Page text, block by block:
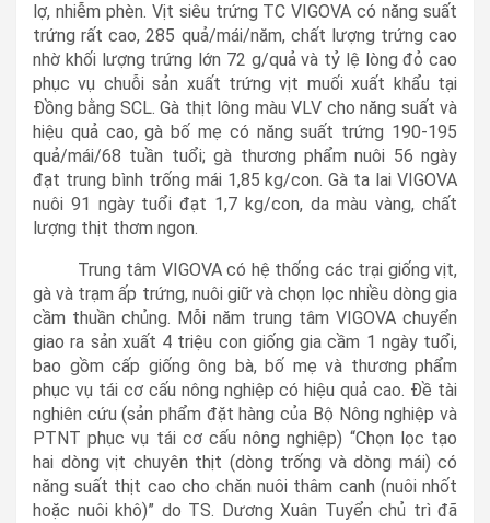
lợ, nhiễm phèn. Vịt siêu trứng TC VIGOVA có năng suất
trứng rất cao, 285 quả/mái/năm, chất lượng trứng cao
nhờ khối lượng trứng lớn 72 g/quả và tỷ lệ lòng đỏ cao
phục vụ chuỗi sản xuất trứng vịt muối xuất khẩu tại
Đồng bằng SCL. Gà thịt lông màu VLV cho năng suất và
hiệu quả cao, gà bố mẹ có năng suất trứng 190-195
quả/mái/68 tuần tuổi; gà thương phẩm nuôi 56 ngày
đạt trung bình trống mái 1,85 kg/con. Gà ta lai VIGOVA
nuôi 91 ngày tuổi đạt 1,7 kg/con, da màu vàng, chất
lượng thịt thơm ngon.
Trung tâm VIGOVA có hệ thống các trại giống vịt,
gà và trạm ấp trứng, nuôi giữ và chọn lọc nhiều dòng gia
cầm thuần chủng. Mỗi năm trung tâm VIGOVA chuyển
giao ra sản xuất 4 triệu con giống gia cầm 1 ngày tuổi,
bao gồm cấp giống ông bà, bố mẹ và thương phẩm
phục vụ tái cơ cấu nông nghiệp có hiệu quả cao. Đề tài
nghiên cứu (sản phẩm đặt hàng của Bộ Nông nghiệp và
PTNT phục vụ tái cơ cấu nông nghiệp) “Chọn lọc tạo
hai dòng vịt chuyên thịt (dòng trống và dòng mái) có
năng suất thịt cao cho chăn nuôi thâm canh (nuôi nhốt
hoặc nuôi khô)” do TS. Dương Xuân Tuyển chủ trì đã